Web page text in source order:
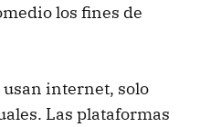
los fines de
usan internet, solo
Las plataformas